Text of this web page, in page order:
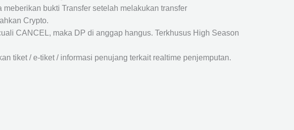
bukti Transfer setelah melakukan transfer
Crypto.
CANCEL, maka DP di anggap hangus. Terkhusus High Season
tiket / e-tiket / informasi penujang terkait realtime penjemputan.